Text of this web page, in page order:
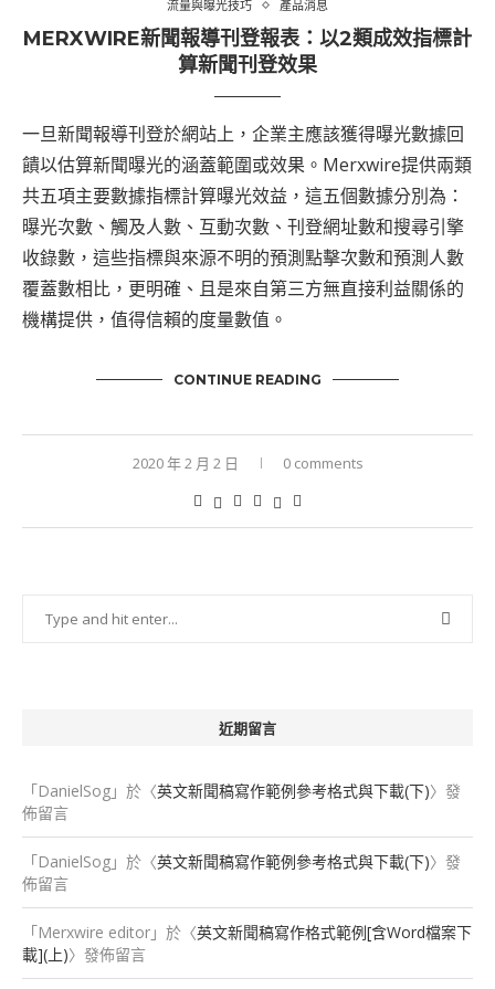
流量與曝光技巧 產品消息
MERXWIRE新聞報導刊登報表：以2類成效指標計
算新聞刊登效果
一旦新聞報導刊登於網站上，企業主應該獲得曝光數據回
饋以估算新聞曝光的涵蓋範圍或效果。Merxwire提供兩類
共五項主要數據指標計算曝光效益，這五個數據分別為：
曝光次數、觸及人數、互動次數、刊登網址數和搜尋引擎
收錄數，這些指標與來源不明的預測點擊次數和預測人數
覆蓋數相比，更明確、且是來自第三方無直接利益關係的
機構提供，值得信賴的度量數值。
CONTINUE READING
2020 年 2 月 2 日 0 comments
近期留言
「DanielSog 」於〈英文新聞稿寫作範例參考格式與下載(下)〉發
佈留言
「DanielSog 」於〈英文新聞稿寫作範例參考格式與下載(下)〉發
佈留言
「Merxwire editor 」於〈英文新聞稿寫作格式範例[含Word檔案下
載](上)〉發佈留言